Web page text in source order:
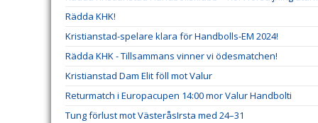
Rädda KHK!
Kristianstad-spelare klara för Handbolls-EM 2024!
Rädda KHK - Tillsammans vinner vi ödesmatchen!
Kristianstad Dam Elit föll mot Valur
Returmatch i Europacupen 14:00 mor Valur Handbolti
Tung förlust mot VästeråsIrsta med 24–31